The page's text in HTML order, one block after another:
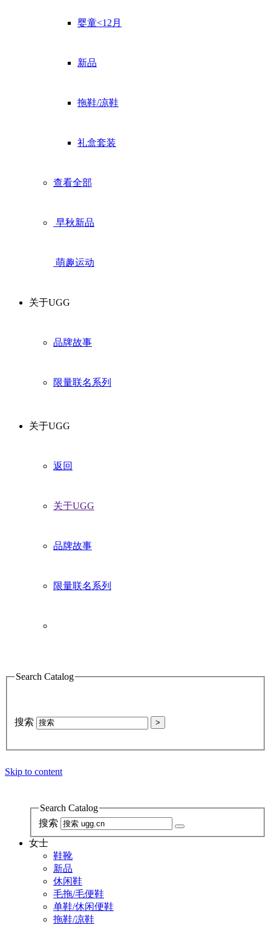
婴童<12月
新品
拖鞋/凉鞋
礼盒套装
查看全部
早秋新品
萌趣运动
关于UGG
品牌故事
限量联名系列
关于UGG
返回
关于UGG
品牌故事
限量联名系列
Search Catalog
搜索 >
Skip to content
Search Catalog
搜索
女士
鞋靴
新品
休闲鞋
毛拖/毛便鞋
单鞋/休闲便鞋
拖鞋/凉鞋